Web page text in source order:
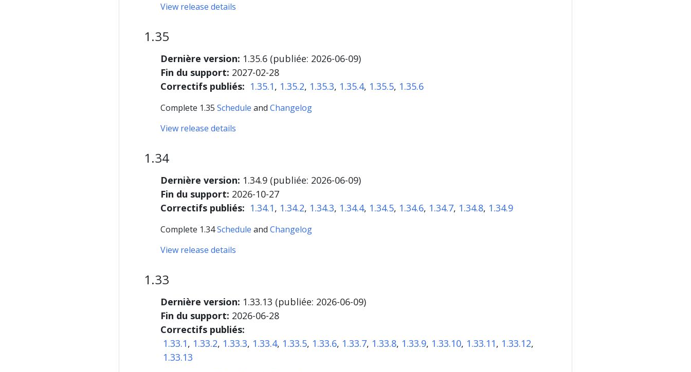
View release details
1.35
Dernière version: 1.35.6 (publiée: 2026-06-09)
Fin du support: 2027-02-28
Correctifs publiés: 1.35.1, 1.35.2, 1.35.3, 1.35.4, 1.35.5, 1.35.6
Complete 1.35 Schedule and Changelog
View release details
1.34
Dernière version: 1.34.9 (publiée: 2026-06-09)
Fin du support: 2026-10-27
Correctifs publiés: 1.34.1, 1.34.2, 1.34.3, 1.34.4, 1.34.5, 1.34.6, 1.34.7, 1.34.8, 1.34.9
Complete 1.34Schedule and Changelog
View release details
1.33
Dernière version: 1.33.13 (publiée: 2026-06-09)
Fin du support: 2026-06-28
Correctifs publiés:
1.33.1, 1.33.2, 1.33.3, 1.33.4, 1.33.5, 1.33.6, 1.33.7, 1.33.8, 1.33.9, 1.33.10, 1.33.11, 1.33.12,
1.33.13